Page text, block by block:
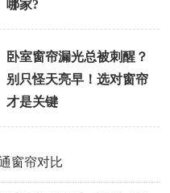
哪家?
卧室窗帘漏光总被刺醒？
别只怪天亮早！选对窗帘
才是关键
窗帘对比